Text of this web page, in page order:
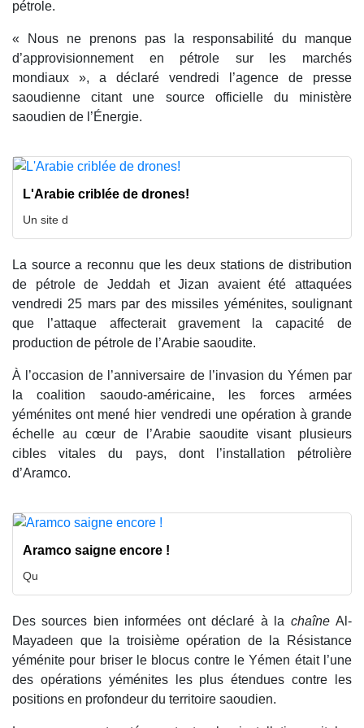
pétrole.
« Nous ne prenons pas la responsabilité du manque
d’approvisionnement en pétrole sur les marchés
mondiaux », a déclaré vendredi l’agence de presse
saoudienne citant une source officielle du ministère
saoudien de l’Énergie.
L'Arabie criblée de drones!
Un site d
La source a reconnu que les deux stations de distribution
de pétrole de Jeddah et Jizan avaient été attaquées
vendredi 25 mars par des missiles yéménites, soulignant
que l’attaque affecterait gravement la capacité de
production de pétrole de l’Arabie saoudite.
À l’occasion de l’anniversaire de l’invasion du Yémen par
la coalition saoudo-américaine, les forces armées
yéménites ont mené hier vendredi une opération à grande
échelle au cœur de l’Arabie saoudite visant plusieurs
cibles vitales du pays, dont l’installation pétrolière
d’Aramco.
Aramco saigne encore !
Qu
Des sources bien informées ont déclaré à la chaîneAl-
Mayadeen que la troisième opération de la Résistance
yéménite pour briser le blocus contre le Yémen était l’une
des opérations yéménites les plus étendues contre les
positions en profondeur du territoire saoudien.